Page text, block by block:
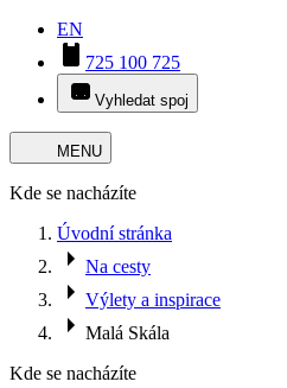
EN
725 100 725
Vyhledat spoj
MENU
Kde se nacházíte
Úvodní stránka
Na cesty
Výlety a inspirace
Malá Skála
Kde se nacházíte